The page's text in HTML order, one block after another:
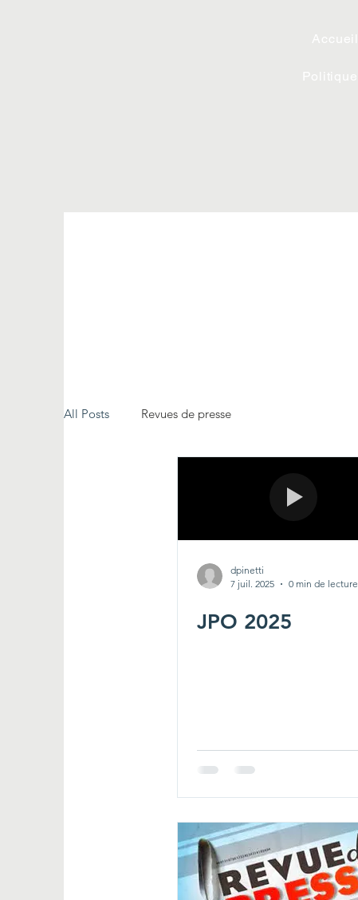
All Posts Revues de presse
dpinetti
7 juil. 2025
0 min de lecture
JPO 2025